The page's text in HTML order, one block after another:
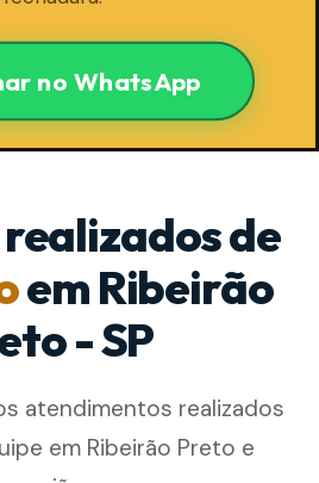
no WhatsApp
de
em Ribeirão
- SP
atendimentos realizados
em Ribeirão Preto e